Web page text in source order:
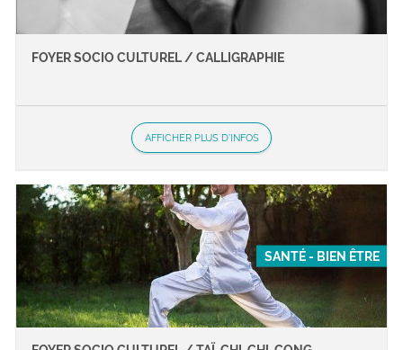
FOYER SOCIO CULTUREL / CALLIGRAPHIE
AFFICHER PLUS D'INFOS
SANTÉ - BIEN ÊTRE